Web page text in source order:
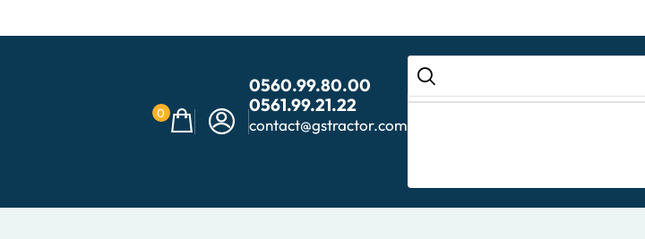
0560.99.80.00
0561.99.21.22
contact@gstractor.com
0